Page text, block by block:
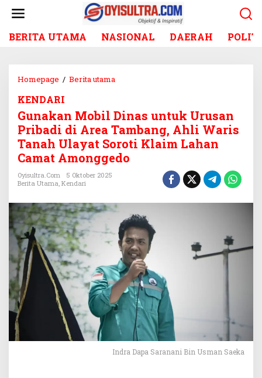
BERITA UTAMA NASIONAL DAERAH
Homepage / Berita utama
a
k
a
n
M
l
n
s
u
n
t
u
k
U
r
KENDARI
Gunakan Mobil Dinas untuk Urusan
Pribadi di Area Tambang, Ahli Waris
Tanah Ulayat Soroti Klaim Lahan
Camat Amonggedo
Oyisultra.com
5 Oktober 2025
Berita Utama, Kendari
Indra Dapa Saranani Bin Usman Saeka